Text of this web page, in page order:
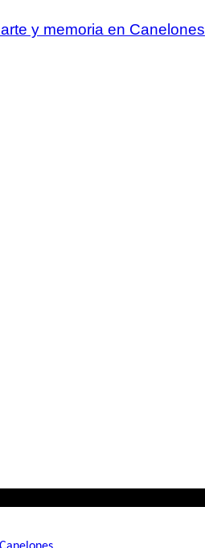
y memoria en Canelones